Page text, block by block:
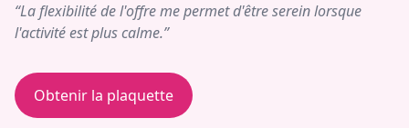
“La flexibilité de l'offre me permet d'être serein lorsque
l'activité est plus calme.”
Obtenir la plaquette